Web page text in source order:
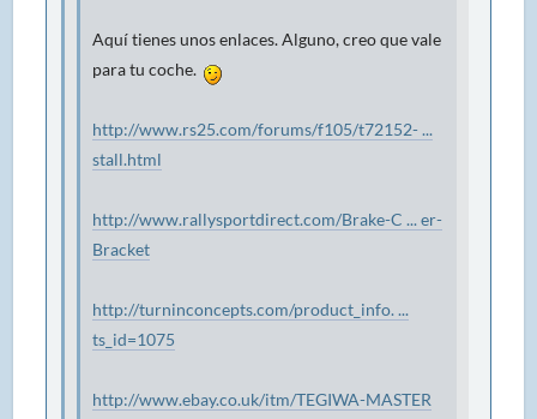
Aquí tienes unos enlaces. Alguno, creo que vale
para tu coche.
http://www.rs25.com/forums/f105/t72152- ...
stall.html
http://www.rallysportdirect.com/Brake-C ... er-
Bracket
http://turninconcepts.com/product_info. ...
ts_id=1075
http://www.ebay.co.uk/itm/TEGIWA-MASTER